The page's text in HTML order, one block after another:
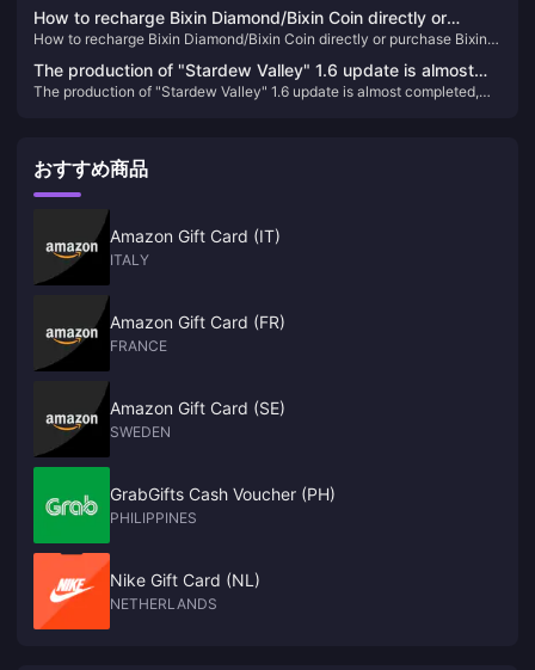
How to recharge Bixin Diamond/Bixin Coin directly or
purchase Bixin Diamond/Bixin Coin direct deposit
How to recharge Bixin Diamond/Bixin Coin directly or purchase Bixin
The production of "Stardew Valley" 1.6 update is almost
completed, and the content is much more than originally
The production of "Stardew Valley" 1.6 update is almost completed,
おすすめ商品
Amazon Gift Card (IT)
ITALY
Amazon Gift Card (FR)
FRANCE
Amazon Gift Card (SE)
SWEDEN
GrabGifts Cash Voucher (PH)
PHILIPPINES
Nike Gift Card (NL)
NETHERLANDS